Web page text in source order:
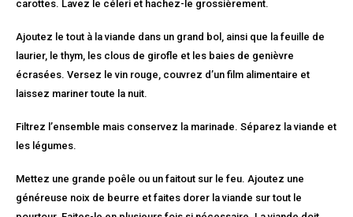
carottes. Lavez le céleri et hachez-le grossièrement.
Ajoutez le tout à la viande dans un grand bol, ainsi que la feuille de
laurier, le thym, les clous de girofle et les baies de genièvre
écrasées. Versez le vin rouge, couvrez d’un film alimentaire et
laissez mariner toute la nuit.
Filtrez l’ensemble mais conservez la marinade. Séparez la viande et
les légumes.
Mettez une grande poêle ou un faitout sur le feu. Ajoutez une
généreuse noix de beurre et faites dorer la viande sur tout le